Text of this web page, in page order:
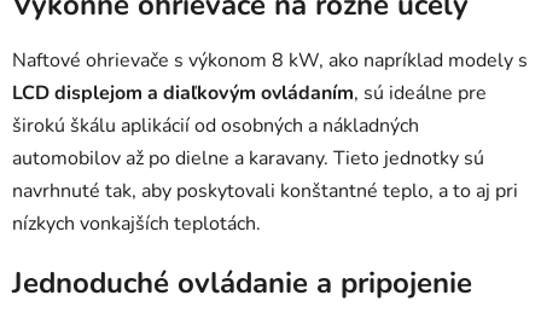
á
d
a
c
i
e
p
y
Naftové ohrievače s výkonom 8 kW, ako napríklad modely s
LCD displejom a diaľkovým ovládaním, sú ideálne pre
širokú škálu aplikácií od osobných a nákladných
automobilov až po dielne a karavany. Tieto jednotky sú
navrhnuté tak, aby poskytovali konštantné teplo, a to aj pri
nízkych vonkajších teplotách.
Jednoduché ovládanie a pripojenie